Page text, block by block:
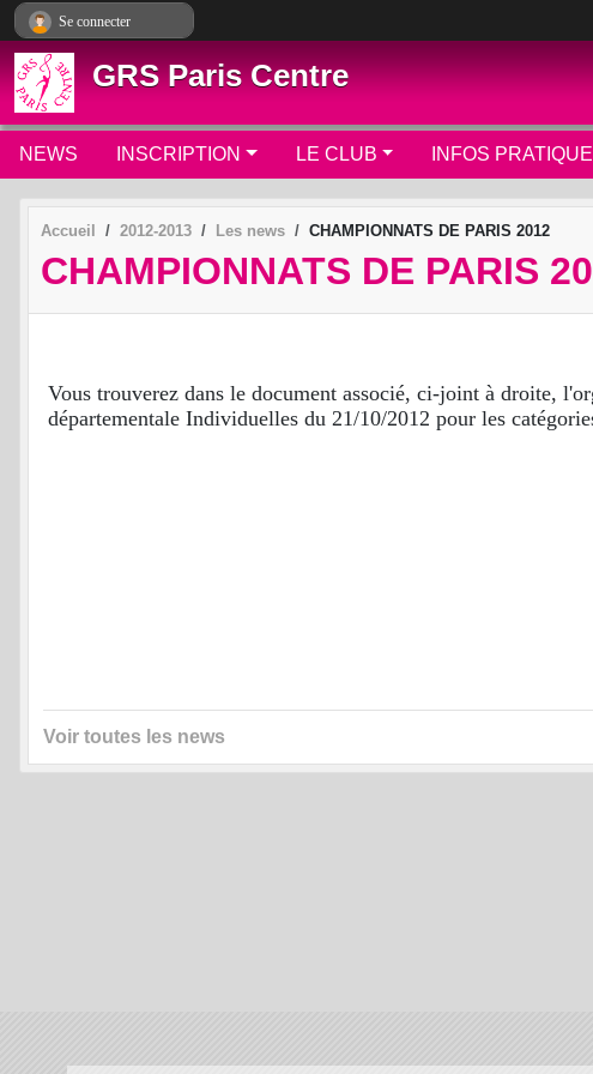
GRS Paris Centre
NEWS INSCRIPTION LE CLUB INFOS
Accueil 2012-2013 Les news CHAMPIONNATS DE PARIS 2012
CHAMPIONNATS DE PARIS
Vous trouverez dans le document associé, ci-joint à droite,
départementale Individuelles du 21/10/2012 pour les
Voir toutes les news
Se connecter
Panneau de gestion des cookies